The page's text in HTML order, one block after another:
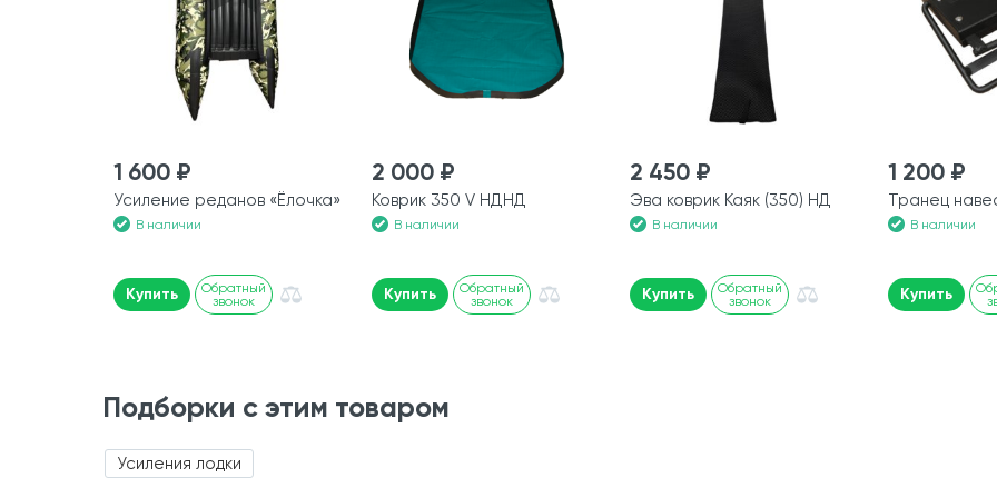
1 600 ₽
Усиление реданов «Ёлочка»
В наличии
Купить
Обратный
звонок
2 000 ₽
Коврик 350 V НДНД
В наличии
Купить
Обратный
звонок
2 450 ₽
Эва коврик Каяк (350) НД
В наличии
Купить
Обратный
звонок
1 200 ₽
Транец
В наличии
Купить
Подборки с этим товаром
Усиления лодки